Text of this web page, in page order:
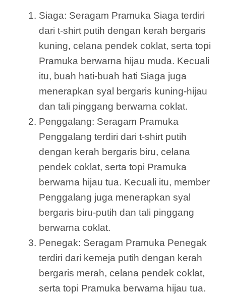
Siaga: Seragam Pramuka Siaga terdiri
dari t-shirt putih dengan kerah bergaris
kuning, celana pendek coklat, serta topi
Pramuka berwarna hijau muda. Kecuali
itu, buah hati-buah hati Siaga juga
menerapkan syal bergaris kuning-hijau
dan tali pinggang berwarna coklat.
Penggalang: Seragam Pramuka
Penggalang terdiri dari t-shirt putih
dengan kerah bergaris biru, celana
pendek coklat, serta topi Pramuka
berwarna hijau tua. Kecuali itu, member
Penggalang juga menerapkan syal
bergaris biru-putih dan tali pinggang
berwarna coklat.
Penegak: Seragam Pramuka Penegak
terdiri dari kemeja putih dengan kerah
bergaris merah, celana pendek coklat,
serta topi Pramuka berwarna hijau tua.